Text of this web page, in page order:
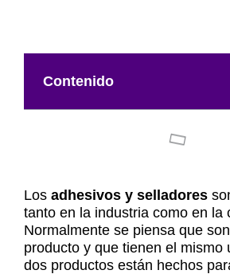
Contenido
Los adhesivos y selladores
tanto en la industria como en la
Normalmente se piensa que
producto y que tienen el mismo
dos productos están hechos